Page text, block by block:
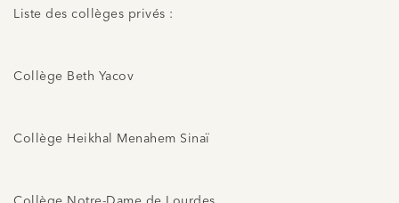
Liste des collèges privés :
Collège Beth Yacov
Collège Heikhal Menahem Sinaï